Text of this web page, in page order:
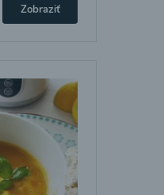
Zobraziť